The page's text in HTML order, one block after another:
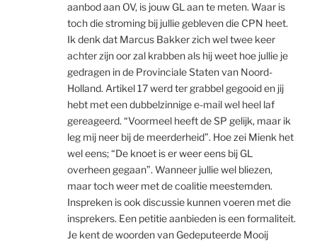
aanbod aan OV, is jouw GL aan te meten. Waar is
toch die stroming bij jullie gebleven die CPN heet.
Ik denk dat Marcus Bakker zich wel twee keer
achter zijn oor zal krabben als hij weet hoe jullie je
gedragen in de Provinciale Staten van Noord-
Holland. Artikel 17 werd ter grabbel gegooid en jij
hebt met een dubbelzinnige e-mail wel heel laf
gereageerd. “Voormeel heeft de SP gelijk, maar ik
leg mij neer bij de meerderheid”. Hoe zei Mienk het
wel eens; “De knoet is er weer eens bij GL
overheen gegaan”. Wanneer jullie wel bliezen,
maar toch weer met de coalitie meestemden.
Inspreken is ook discussie kunnen voeren met die
insprekers. Een petitie aanbieden is een formaliteit.
Je kent de woorden van Gedeputeerde Mooij